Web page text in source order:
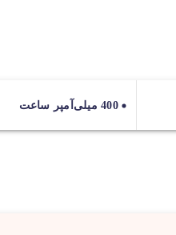
400 میلی‌آمپر ساعت